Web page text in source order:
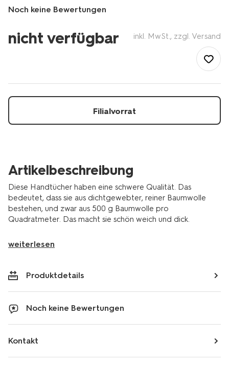
Noch keine Bewertungen
de/badezimmer/badtextilien/handtuecher/handtuecher-
-
nicht verfügbar inkl. MwSt., zzgl. Versand
Filialvorrat
Artikelbeschreibung
Diese Handtücher haben eine schwere Qualität. Das
bedeutet, dass sie aus dichtgewebter, reiner Baumwolle
bestehen, und zwar aus 500 g Baumwolle pro
Quadratmeter. Das macht sie schön weich und dick.
weiterlesen
Produktdetails
Noch keine Bewertungen
Kontakt